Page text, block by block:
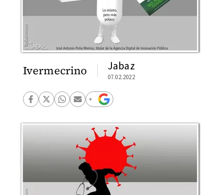
Ivermecrino Jabaz
07.02.2022